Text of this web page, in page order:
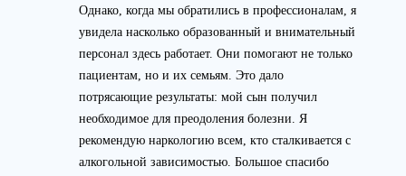
Однако, когда мы обратились в профессионалам, я
увидела насколько образованный и внимательный
персонал здесь работает. Они помогают не только
пациентам, но и их семьям. Это дало
потрясающие результаты: мой сын получил
необходимое для преодоления болезни. Я
рекомендую наркологию всем, кто сталкивается с
алкогольной зависимостью. Большое спасибо